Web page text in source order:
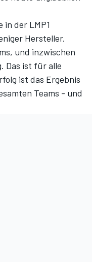
der LMP1
Hersteller.
und inzwischen
Das ist für alle
ist das Ergebnis
Teams - und